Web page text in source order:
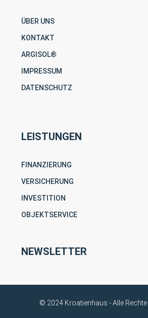
ÜBER UNS
KONTAKT
ARGISOL®
IMPRESSUM
DATENSCHUTZ
LEISTUNGEN
FINANZIERUNG
VERSICHERUNG
INVESTITION
OBJEKTSERVICE
NEWSLETTER
© 2024 Kroatienhaus - Alle